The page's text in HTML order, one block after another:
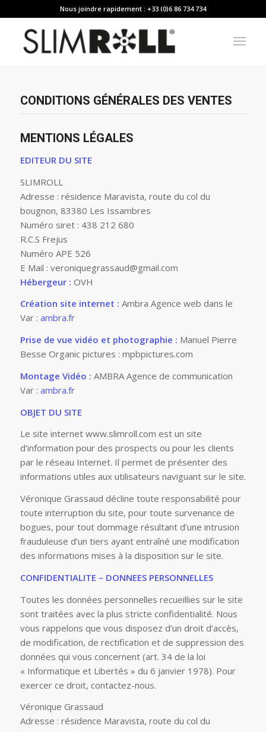
Nous joindre rapidement : +33 (0)6 86 734 734
CONDITIONS GÉNÉRALES DES VENTES
MENTIONS LÉGALES
EDITEUR DU SITE
SLIMROLL
Adresse : résidence Maravista, route du col du
bougnon, 83380 Les Issambres
Numéro siret : 438 212 680
R.C.S Frejus
Numéro APE 526
E Mail : veroniquegrassaud@gmail.com
Hébergeur : OVH
Création site internet : Ambra Agence web dans le
Var : ambra.fr
Prise de vue vidéo et photographie : Manuel Pierre
Besse Organic pictures : mpbpictures.com
Montage Vidéo : AMBRA Agence de communication
Var : ambra.fr
OBJET DU SITE
Le site internet www.slimroll.com est un site
d’information pour des prospects ou pour les clients
par le réseau Internet. Il permet de présenter des
informations utiles aux utilisateurs naviguant sur le site.
Véronique Grassaud décline toute responsabilité pour
toute interruption du site, pour toute survenance de
bogues, pour tout dommage résultant d’une intrusion
frauduleuse d’un tiers ayant entraîné une modification
des informations mises à la disposition sur le site.
CONFIDENTIALITE – DONNEES PERSONNELLES
Toutes les données personnelles recueillies sur le site
sont traitées avec la plus stricte confidentialité. Nous
vous rappelons que vous disposez d’un droit d’accès,
de modification, de rectification et de suppression des
données qui vous concernent (art. 34 de la loi
« Informatique et Libertés » du 6 janvier 1978). Pour
exercer ce droit, contactez-nous.
Véronique Grassaud
Adresse : résidence Maravista, route du col du